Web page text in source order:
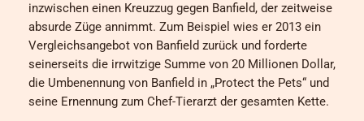
inzwischen einen Kreuzzug gegen Banfield, der zeitweise
absurde Züge annimmt. Zum Beispiel wies er 2013 ein
Vergleichsangebot von Banfield zurück und forderte
seinerseits die irrwitzige Summe von 20 Millionen Dollar,
die Umbenennung von Banfield in „Protect the Pets“ und
seine Ernennung zum Chef-Tierarzt der gesamten Kette.